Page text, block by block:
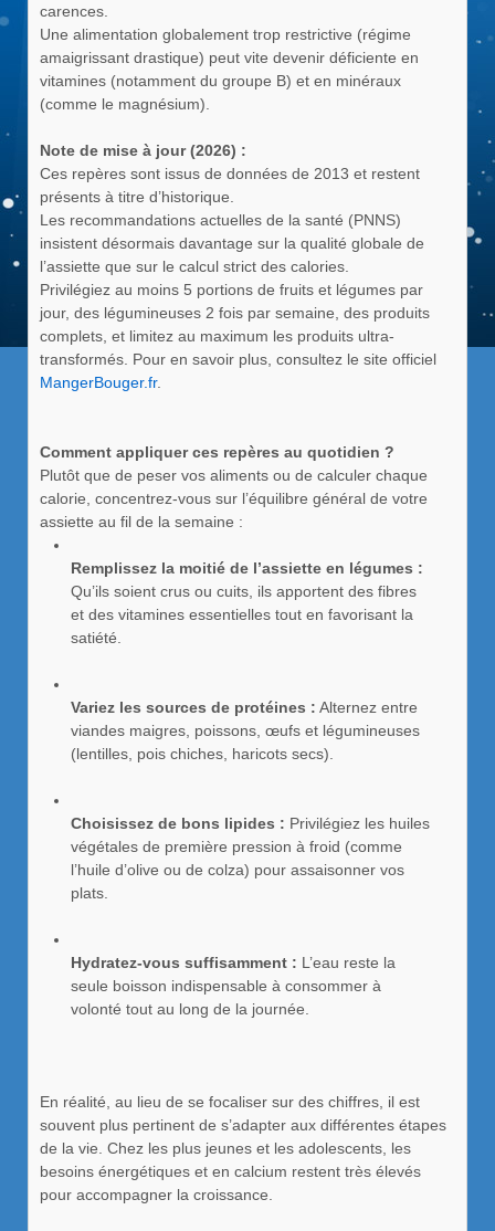
carences.
Une alimentation globalement trop restrictive (régime
amaigrissant drastique) peut vite devenir déficiente en
vitamines (notamment du groupe B) et en minéraux
(comme le magnésium).
Note de mise à jour (2026) :
Ces repères sont issus de données de 2013 et restent
présents à titre d’historique.
Les recommandations actuelles de la santé (PNNS)
insistent désormais davantage sur la qualité globale de
l’assiette que sur le calcul strict des calories.
Privilégiez au moins 5 portions de fruits et légumes par
jour, des légumineuses 2 fois par semaine, des produits
complets, et limitez au maximum les produits ultra-
transformés. Pour en savoir plus, consultez le site officiel
MangerBouger.fr.
Comment appliquer ces repères au quotidien ?
Plutôt que de peser vos aliments ou de calculer chaque
calorie, concentrez-vous sur l’équilibre général de votre
assiette au fil de la semaine :
Remplissez la moitié de l’assiette en légumes :
Qu’ils soient crus ou cuits, ils apportent des fibres
et des vitamines essentielles tout en favorisant la
satiété.
Variez les sources de protéines : Alternez entre
viandes maigres, poissons, œufs et légumineuses
(lentilles, pois chiches, haricots secs).
Choisissez de bons lipides : Privilégiez les huiles
végétales de première pression à froid (comme
l’huile d’olive ou de colza) pour assaisonner vos
plats.
Hydratez-vous suffisamment : L’eau reste la
seule boisson indispensable à consommer à
volonté tout au long de la journée.
En réalité, au lieu de se focaliser sur des chiffres, il est
souvent plus pertinent de s’adapter aux différentes étapes
de la vie. Chez les plus jeunes et les adolescents, les
besoins énergétiques et en calcium restent très élevés
pour accompagner la croissance.